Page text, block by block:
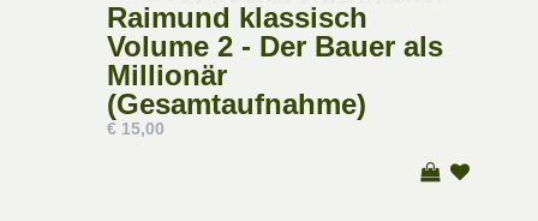
Raimund klassisch
Volume 2 - Der Bauer als
Millionär
(Gesamtaufnahme)
€ 15,00